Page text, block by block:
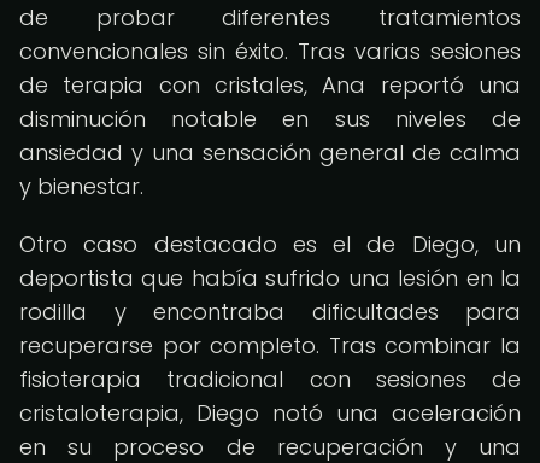
de probar diferentes tratamientos
convencionales sin éxito. Tras varias sesiones
de terapia con cristales, Ana reportó una
disminución notable en sus niveles de
ansiedad y una sensación general de calma
y bienestar.
Otro caso destacado es el de Diego, un
deportista que había sufrido una lesión en la
rodilla y encontraba dificultades para
recuperarse por completo. Tras combinar la
fisioterapia tradicional con sesiones de
cristaloterapia, Diego notó una aceleración
en su proceso de recuperación y una